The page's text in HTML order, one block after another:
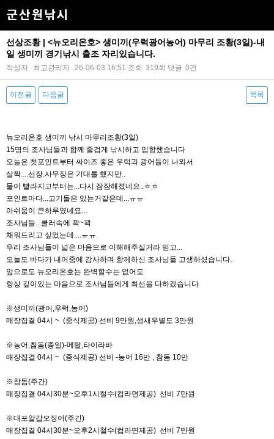
선상조황 | <뉴오리온호> 생미끼(우럭광어농어) 마무리 조황(3일)-내
일 생미끼 경기낚시 출조 자리있습니다.
작성자 최고관리자 26-06-03 16:51 조회 319회 댓글 0건
이전글 다음글 목록
뉴오리온호 생미끼 낚시 마무리조황(3일)
15명의 조사님들과 함께 즐겁게 낚시하고 입항했습니다
오늘은 첫포인트부터 싸이즈 좋은 우럭과 광어들이 나와서
살짝....선장.사무장은 기대를 했지만..
물이 빨라지고부터는...다시 잠잠해졌네요..ㅎㅎ
포인트마다...고기들은 있는거같은데...ㅠㅠ
아쉬움이 큰하루였네요...
조사님들...쿨러속에 꽉~꽉
채워드리고 싶었는데....ㅠㅠ
우리 조사님들이 넓은 마음으로 이해해주실거라 믿고...
오늘도 바다가 내어줌에 감사하며 함께하신 조사님들 고생하셨습니다.
앞으로도 뉴오리온호는 완벽할수는 없어도
항상 깊이있는 마음으로 조사님들에게 최선을 다하겠습니다
※생미끼(광어,우럭,농어)
매장집결 04시 ~ (중식제공) 선비 9만원,생새우별도 3만원
※농어,참돔(종일)-메탈,타이라바
매장집결 04시 ~ (중식제공) 선비 -농어 16만 , 참돔 10만
※참돔(주간)
매장집결 04시30분~오후1시철수(컵라면제공) 선비 7만원
※대포알갑오징어(주간)
매장집결 04시30분~오후2시철수(컵라면제공) 선비 7만원